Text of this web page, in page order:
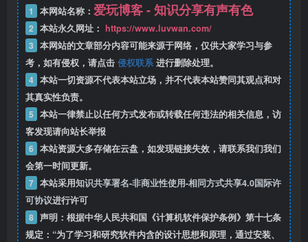
1 本网站名称： 爱玩博客 - 知识分享有声有色
2 本站永久网址： https://www.luvwan.com/
3 本网站的文章部分内容可能来源于网络，仅供大家学习与参
考，如有侵权，请点击 侵权联系 进行删除处理。
4 本站一切资源不代表本站立场，并不代表本站赞同其观点和对
其真实性负责。
5 本站一律禁止以任何方式发布或转载任何违法的相关信息，访
客发现请向站长举报
6 本站资源大多存储在云盘，如发现链接失效，请联系我们我们
会第一时间更新。
7 本站采用知识共享署名-非商业性使用-相同方式共享4.0国际许
可协议进行许可
8 声明：根据中华人民共和国《计算机软件保护条例》第十七条
规定：“为了学习和研究软件内含的设计思想和原理，通过安装、